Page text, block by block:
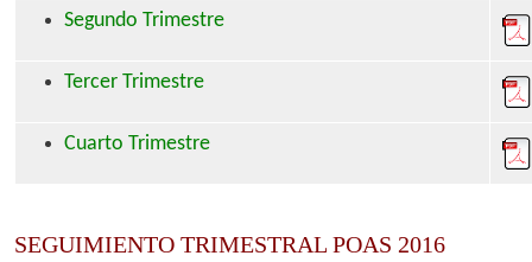
Segundo Trimestre
Tercer Trimestre
Cuarto Trimestre
SEGUIMIENTO TRIMESTRAL POAS 2016